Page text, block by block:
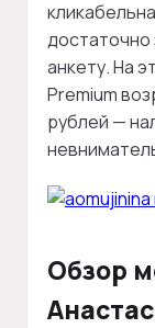
анкету. На
Premium
рублей —
Обзор